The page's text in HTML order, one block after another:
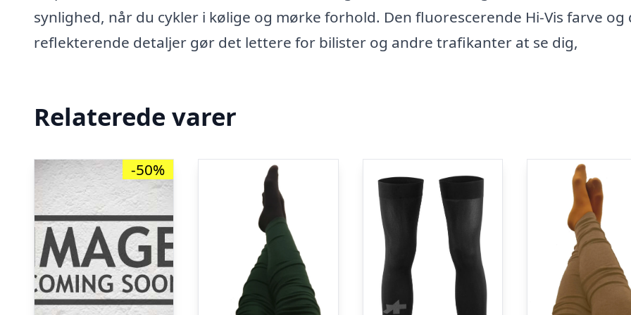
synlighed, når du cykler i kølige og mørke forhold. Den fluorescerende Hi-Vis farve og
reflekterende detaljer gør det lettere for bilister og andre trafikanter at se dig,
Relaterede varer
-50%